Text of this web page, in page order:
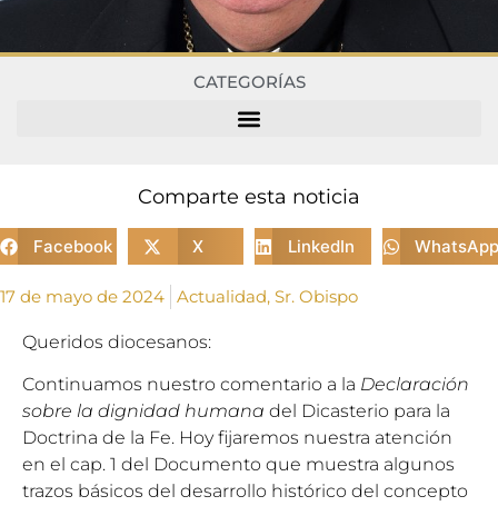
CATEGORÍAS
Comparte esta noticia
Facebook X LinkedIn WhatsApp
17 de mayo de 2024 Actualidad, Sr. Obispo
Queridos diocesanos:
Continuamos nuestro comentario a la Declaración
sobre la dignidad humana del Dicasterio para la
Doctrina de la Fe. Hoy fijaremos nuestra atención
en el cap. 1 del Documento que muestra algunos
trazos básicos del desarrollo histórico del concepto